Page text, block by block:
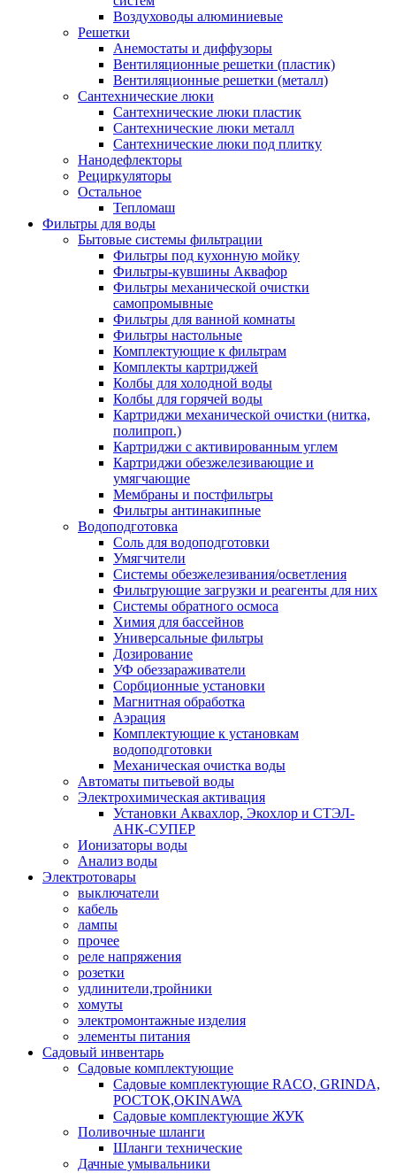
Воздуховоды алюминиевые
Решетки
Анемостаты и диффузоры
Вентиляционные решетки (пластик)
Вентиляционные решетки (металл)
Сантехнические люки
Сантехнические люки пластик
Сантехнические люки металл
Сантехнические люки под плитку
Нанодефлекторы
Рециркуляторы
Остальное
Тепломаш
Фильтры для воды
Бытовые системы фильтрации
Фильтры под кухонную мойку
Фильтры-кувшины Аквафор
Фильтры механической очистки
самопромывные
Фильтры для ванной комнаты
Фильтры настольные
Комплектующие к фильтрам
Комплекты картриджей
Колбы для холодной воды
Колбы для горячей воды
Картриджи механической очистки (нитка,
полипроп.)
Картриджи с активированным углем
Картриджи обезжелезивающие и
умягчающие
Мембраны и постфильтры
Фильтры антинакипные
Водоподготовка
Соль для водоподготовки
Умягчители
Системы обезжелезивания/осветления
Фильтрующие загрузки и реагенты для них
Системы обратного осмоса
Химия для бассейнов
Универсальные фильтры
Дозирование
УФ обеззараживатели
Сорбционные установки
Магнитная обработка
Аэрация
Комплектующие к установкам
водоподготовки
Механическая очистка воды
Автоматы питьевой воды
Электрохимическая активация
Установки Аквахлор, Экохлор и СТЭЛ-
АНК-СУПЕР
Ионизаторы воды
Анализ воды
Электротовары
выключатели
кабель
лампы
прочее
реле напряжения
розетки
удлинители,тройники
хомуты
электромонтажные изделия
элементы питания
Садовый инвентарь
Садовые комплектующие
Садовые комплектующие RACO, GRINDA,
РОСТОК,OKINAWA
Садовые комплектующие ЖУК
Поливочные шланги
Шланги технические
Дачные умывальники